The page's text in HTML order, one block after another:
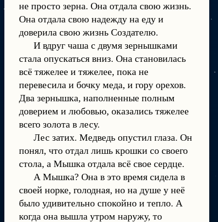
не просто зерна. Она отдала свою жизнь.
Она отдала свою надежду на еду и
доверила свою жизнь Создателю.
И вдруг чаша с двумя зернышками
стала опускаться вниз. Она становилась
всё тяжелее и тяжелее, пока не
перевесила и бочку меда, и гору орехов.
Два зернышка, наполненные полным
доверием и любовью, оказались тяжелее
всего золота в лесу.
Лес затих. Медведь опустил глаза. Он
понял, что отдал лишь крошки со своего
стола, а Мышка отдала всё свое сердце.
А Мышка? Она в это время сидела в
своей норке, голодная, но на душе у неё
было удивительно спокойно и тепло. А
когда она вышла утром наружу, то